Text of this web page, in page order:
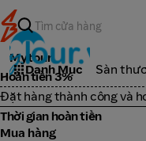
Danh Mục Sàn
Mytour
Hoàn tiền 3%
Đặt hàng thành công và
Thời gian hoàn tiền
Mua hàng